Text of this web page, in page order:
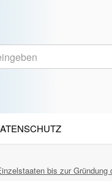
bis zur Gründung